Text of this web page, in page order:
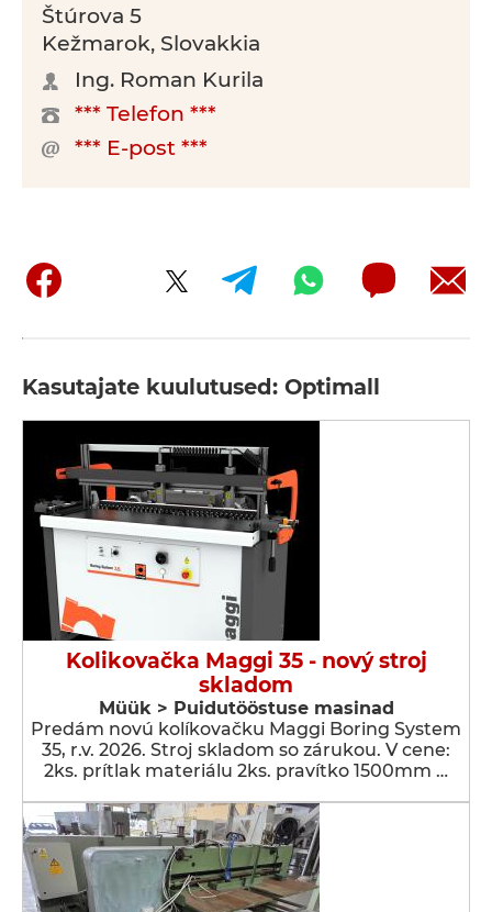
Štúrova 5
Kežmarok, Slovakkia
Ing. Roman Kurila
*** Telefon ***
*** E-post ***
Kasutajate kuulutused: Optimall
Kolikovačka Maggi 35 - nový stroj
skladom
Müük > Puidutööstuse masinad
Predám novú kolíkovačku Maggi Boring System
35, r.v. 2026. Stroj skladom so zárukou. V cene:
2ks. prítlak materiálu 2ks. pravítko 1500mm …